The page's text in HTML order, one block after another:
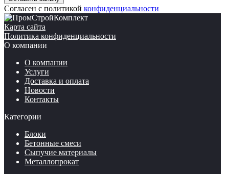
Согласен с политикой конфиденциальности
Карта сайта
Политика конфиденциальности
О компании
О компании
Услуги
Доставка и оплата
Новости
Контакты
Категории
Блоки
Бетонные смеси
Сыпучие материалы
Металлопрокат